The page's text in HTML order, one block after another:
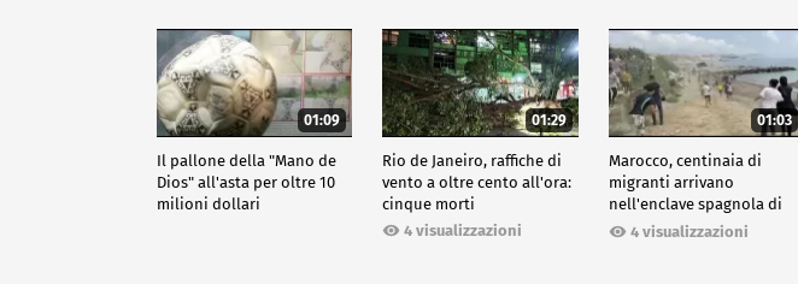
01:09
Il pallone della "Mano de
Dios" all'asta per oltre 10
milioni dollari
01:29
Rio de Janeiro, raffiche di
vento a oltre cento all'ora:
cinque morti
4 visualizzazioni
01:03
Marocco, centinaia di
migranti arrivano
nell'enclave spagnola di
Ceuta4 visualizzazioni